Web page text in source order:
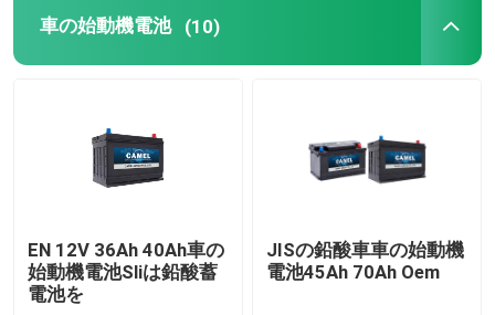
車の始動機電池 (10)
EN 12V 36Ah 40Ah車の
始動機電池Sliは鉛酸蓄
電池を
JISの鉛酸車車の始動機
電池45Ah 70Ah Oem